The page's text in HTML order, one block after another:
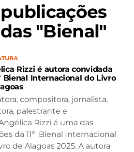
"Bienal"
Rizzi é autora convidada
Bienal Internacional do Livro
compositora, jornalista,
palestrante e
Rizzi é uma das
da 11ª Bienal Internacional
de Alagoas 2025. A autora